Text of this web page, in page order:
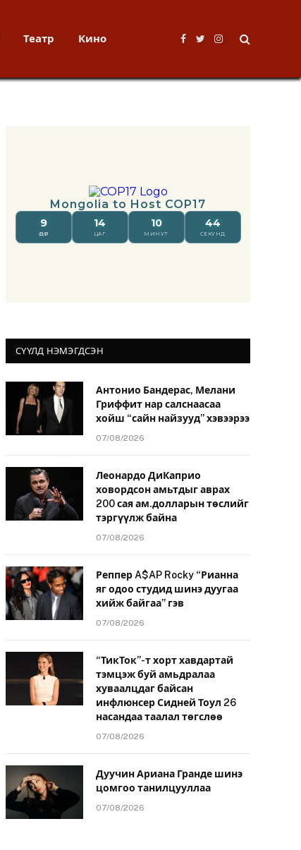
Театр Кино
Facebook
TwitterInstagram
СҮҮЛД НЭМЭГДСЭН
Антонио Бандерас, Мелани
Гриффит нар салснаасаа
хойш “сайн найзууд” хэвээрээ
07/08/2026
Леонардо ДиКаприо
ховордсон амьтдыг аврах
200 сая ам.долларын төслийг
тэргүүлж байна
07/08/2026
Реппер A$AP Rocky “Рианна
яг одоо студид шинэ дуугаа
хийж байгаа” гэв
07/08/2026
“ТикТок”-т хорт хавдартай
тэмцэж буй амьдралаа
хуваалцдаг байсан
инфлюнсер Сидней Тоул 26
насандаа таалал төгслөө
07/08/2026
Дуучин Ариана Гранде шинэ
цомгоо танилцууллаа
07/08/2026